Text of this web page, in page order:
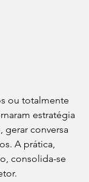
ou totalmente
estratégia
gerar conversa
A prática,
consolida-se